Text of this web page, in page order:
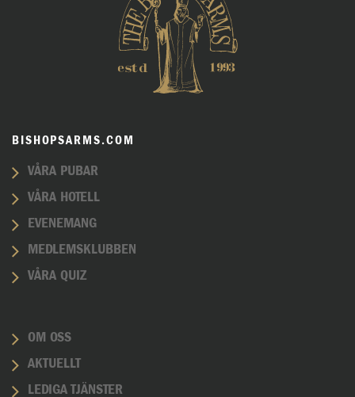
BISHOPSARMS.COM
VÅRA PUBAR
VÅRA HOTELL
EVENEMANG
MEDLEMSKLUBBEN
VÅRA QUIZ
OM OSS
AKTUELLT
LEDIGA TJÄNSTER